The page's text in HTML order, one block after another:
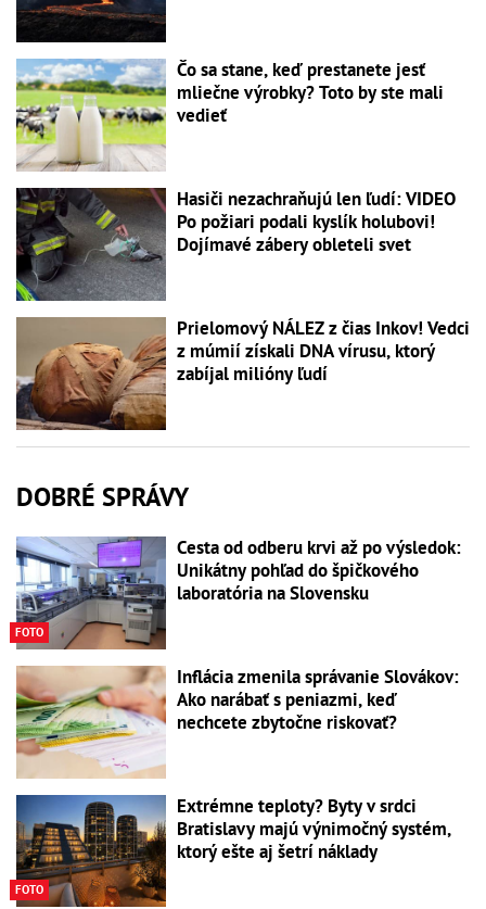
Čo sa stane, keď prestanete jesť
mliečne výrobky? Toto by ste mali
vedieť
Hasiči nezachraňujú len ľudí: VIDEO
Po požiari podali kyslík holubovi!
Dojímavé zábery obleteli svet
Prielomový NÁLEZ z čias Inkov! Vedci
z múmií získali DNA vírusu, ktorý
zabíjal milióny ľudí
DOBRÉ SPRÁVY
FOTO
Cesta od odberu krvi až po výsledok:
Unikátny pohľad do špičkového
laboratória na Slovensku
Inflácia zmenila správanie Slovákov:
Ako narábať s peniazmi, keď
nechcete zbytočne riskovať?
FOTO
Extrémne teploty? Byty v srdci
Bratislavy majú výnimočný systém,
ktorý ešte aj šetrí náklady